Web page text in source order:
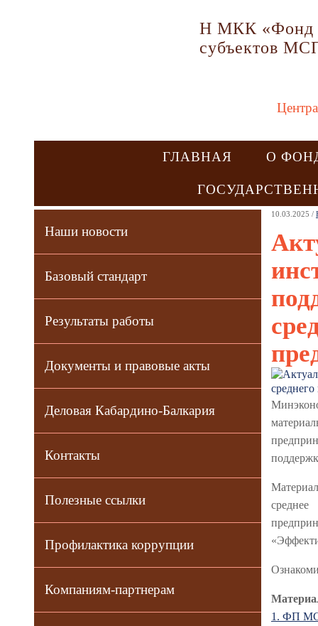
Н МКК «Фонд
субъектов
ГЛАВНАЯ О
Наши новости
Базовый стандарт
Результаты работы
Документы и правовые акты
Деловая Кабардино-Балкария
Контакты
Полезные ссылки
Профилактика коррупции
Компаниям-партнерам
10.03.2025 /
1. ФП